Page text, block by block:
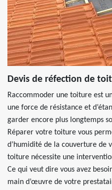
Devis de réfection de
Raccommoder une toiture est
une force de résistance et
garder encore plus longtemps
Réparer votre toiture vous
d’humidité de la couverture de
toiture nécessite une
Ce qui veut dire vous avez
main d’œuvre de votre